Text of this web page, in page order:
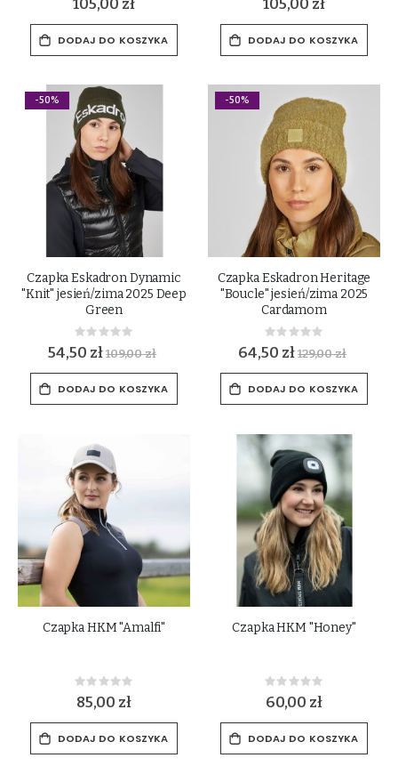
105,00 zł
DODAJ DO KOSZYKA
105,00 zł
DODAJ DO KOSZYKA
-50%
Czapka Eskadron Dynamic
"Knit" jesień/zima 2025 Deep
Green
Rating:
0%
54,50 zł109,00 zł
DODAJ DO KOSZYKA
-50%
Czapka Eskadron Heritage
"Boucle" jesień/zima 2025
Cardamom
Rating:
0%
64,50 zł129,00 zł
DODAJ DO KOSZYKA
Czapka HKM "Amalfi"
Rating:
0%
85,00 zł
DODAJ DO KOSZYKA
Czapka HKM "Honey"
Rating:
0%
60,00 zł
DODAJ DO KOSZYKA